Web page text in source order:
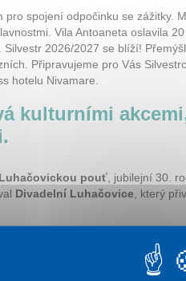
spojení odpočinku se zážitky.
Vila Antoaneta oslavila 20
2026/2027 se blíží!
Připravujeme pro Vás
hotelu Nivamare.
kulturními
Luhačovickou pouť , jubilejní 30.
Divadelní Luhačovice , který
divadlem, venkovním
jsou divadelní představení a živá